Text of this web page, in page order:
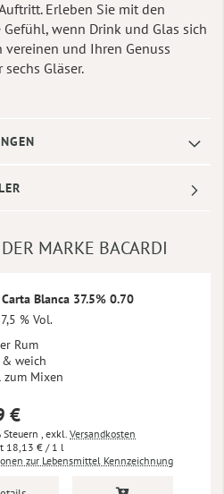
Erleben Sie mit den
wenn Drink und Glas sich
und Ihren Genuss
Gläser.
MARKE BACARDI
Blanca 37.5% 0.70
% Vol.
Rum
weich
zum Mixen
€
, exkl. Versandkosten
18,13 € / 1 l
zur Lebensmittel Kennzeichnung